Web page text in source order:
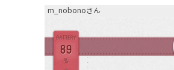
m_nobonoさん